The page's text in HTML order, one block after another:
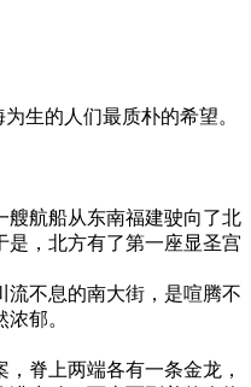
生的人们最质朴的希望。
航船从东南福建驶向了北
，北方有了第一座显圣宫
不息的南大街，是喧腾不
郁。
脊上两端各有一条金龙，